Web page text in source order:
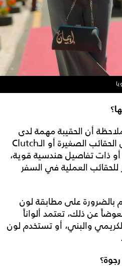
أن الحقيبة مهمة لدى
الأميرة رجوة، وهي تميل إلى الحقائب الصغيرة أو الـClutch
ذات تفاصيل هندسية قوية،
للحقائب العملية في السفر
بالضرورة على مطابقة لون
عن ذلك، تعتمد ألواناً
والبني، أو تستخدم لون